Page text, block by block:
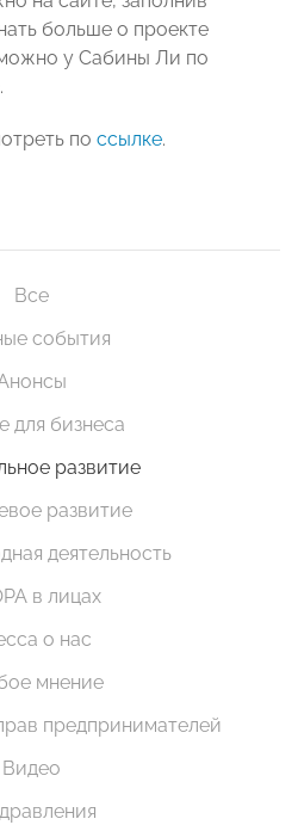
больше о проекте
у Сабины Ли по
по ссылке.
Все
события
для бизнеса
развитие
развитие
деятельность
в лицах
о нас
мнение
предпринимателей
Видео